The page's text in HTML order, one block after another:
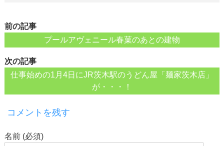
前の記事
プールアヴェニール春菓のあとの建物
次の記事
仕事始めの1月4日にJR茨木駅のうどん屋「麺家茨木店」
が・・・！
コメントを残す
名前 (必須)